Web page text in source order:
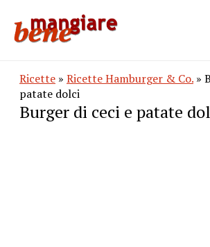
Ricette » Ricette Hamburger & Co. »
patate dolci
Burger di ceci e patate